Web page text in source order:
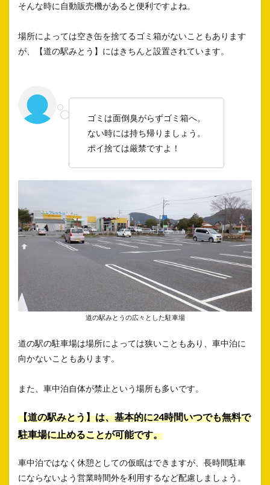
そんな時に自動販売機があると便利ですよね。
場所によっては空き缶を捨てるゴミ箱がないこともあります
が、【道の駅みとう】にはきちんと設置されています。
ゴミは面倒臭がらずゴミ箱へ。
ない時には持ち帰りましょう。
ポイ捨ては厳禁ですよ！
道の駅みとうの広々とした駐車場
道の駅の駐車場は場所によっては狭いこともあり、車中泊に
向かないこともあります。
また、車中泊自体が禁止という場所も多いです。
【道の駅みとう】は、基本的に24時間いつでも無料で
駐車場に止めることが可能です。
車中泊ではなく休憩としての仮眠はできますが、長時間駐車
にならないよう営業時間外を利用するなど配慮しましょう。